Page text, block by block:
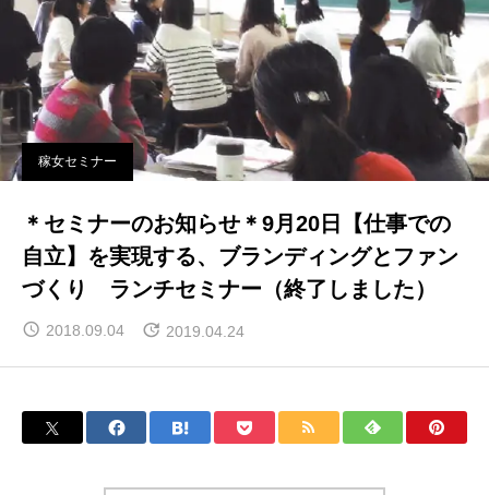
稼女セミナー
＊セミナーのお知らせ＊9月20日【仕事での
自立】を実現する、ブランディングとファン
づくり ランチセミナー（終了しました）
2018.09.04 2019.04.24